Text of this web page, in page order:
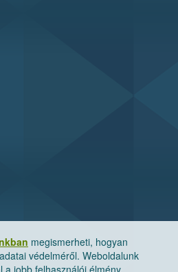
megismerheti, hogyan
védelméről. Weboldalunk
a jobb felhasználói élmény